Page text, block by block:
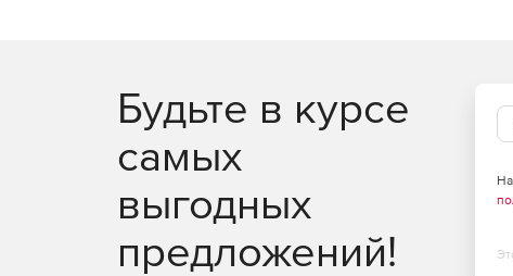
Будьте в курсе
самых
выгодных
предложений!